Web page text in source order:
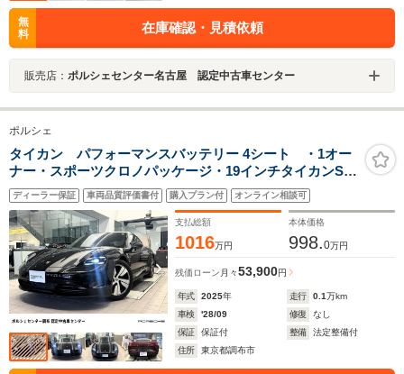
無
料
在庫確認・見積依頼
販売店： ポルシェセンター名古屋 認定中古車センター
ポルシェ
タイカン パフォーマンスバッテリー 4シート ・1オー
ナー・スポーツクロノパッケージ・19インチタイカンSエ
アロホイール・ブラッシュドアルミドアエントリーガー
ド・プライバシーガラス
ディーラー保証 車両品質評価書付 購入プラン付 オンライン相談可
支払総額
1016万円
本体価格
998.0万円
残価ローン 月々53,900円
年式 2025年 走行 0.1万km
車検
'28/09 修復
なし
保証
保証付 整備
法定整備付
住所
東京都調布市